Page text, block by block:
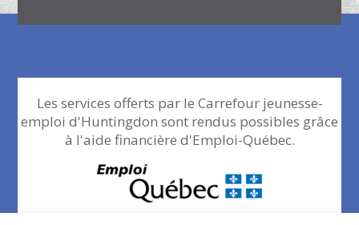
Les services offerts par le Carrefour jeunesse-
emploi d'Huntingdon sont rendus possibles grâce
à l'aide financière d'Emploi-Québec.